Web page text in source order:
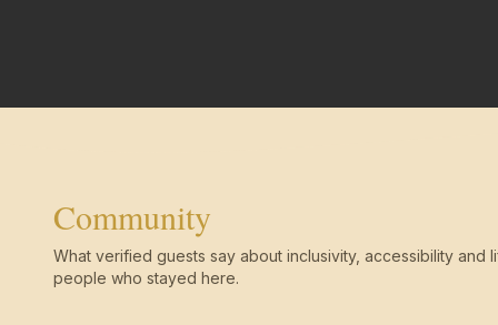
Community
What verified guests say about inclusivity, accessibility and
people who stayed here.